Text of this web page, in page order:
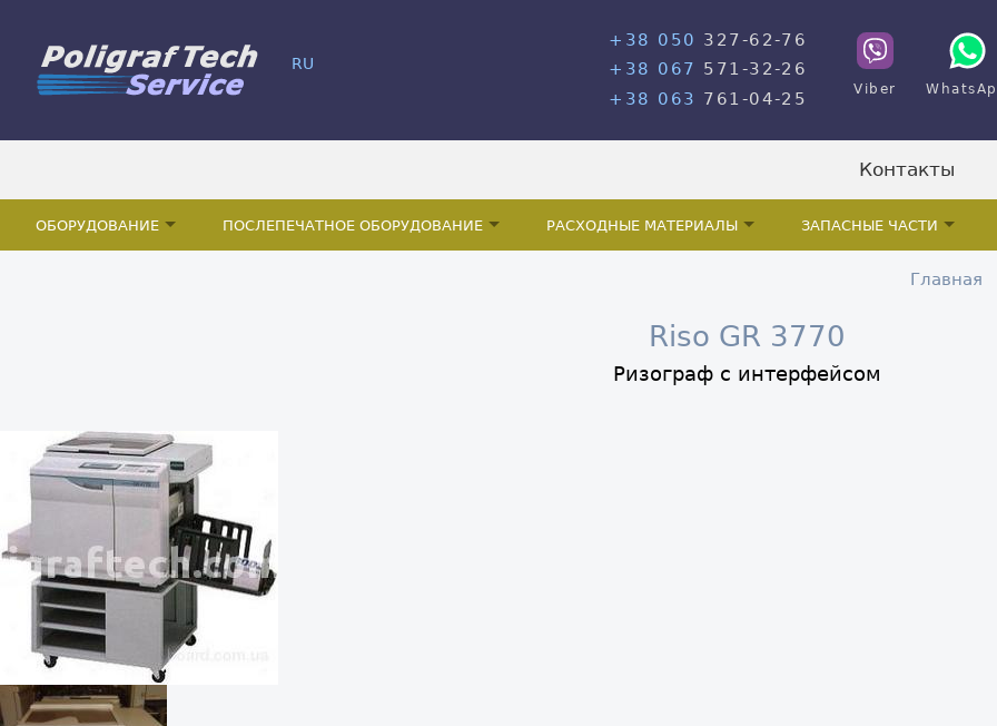
RU
+38 050 327-62-76
+38 067 571-32-26
+38 063 761-04-25
Viber
Контакты
ОБОРУДОВАНИЕ ПОСЛЕПЕЧАТНОЕ ОБОРУДОВАНИЕ РАСХОДНЫЕ МАТЕРИАЛЫ ЗАПАСНЫЕ ЧАСТИ
Главная
Riso GR 3770
Ризограф с интерфейсом